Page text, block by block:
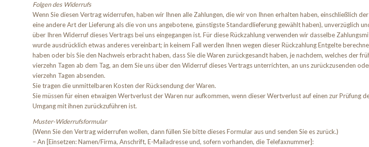
Folgen des Widerrufs
Wenn Sie diesen Vertrag widerrufen, haben wir Ihnen alle Zahlungen, die wir von Ihnen erhalten haben, einschließlich
eine andere Art der Lieferung als die von uns angebotene, günstigste Standardlieferung gewählt haben), unverzüglich
über Ihren Widerruf dieses Vertrags bei uns eingegangen ist. Für diese Rückzahlung verwenden wir dasselbe
wurde ausdrücklich etwas anderes vereinbart; in keinem Fall werden Ihnen wegen dieser Rückzahlung Entgelte
haben oder bis Sie den Nachweis erbracht haben, dass Sie die Waren zurückgesandt haben, je nachdem, welches der
vierzehn Tagen ab dem Tag, an dem Sie uns über den Widerruf dieses Vertrags unterrichten, an uns zurückzusenden
vierzehn Tagen absenden.
Sie tragen die unmittelbaren Kosten der Rücksendung der Waren.
Sie müssen für einen etwaigen Wertverlust der Waren nur aufkommen, wenn dieser Wertverlust auf einen zur Prüfung
Umgang mit ihnen zurückzuführen ist.
Muster-Widerrufsformular
(Wenn Sie den Vertrag widerrufen wollen, dann füllen Sie bitte dieses Formular aus und senden Sie es zurück.)
– An [Einsetzen: Namen/Firma, Anschrift, E-Mailadresse und, sofern vorhanden, die Telefaxnummer]: